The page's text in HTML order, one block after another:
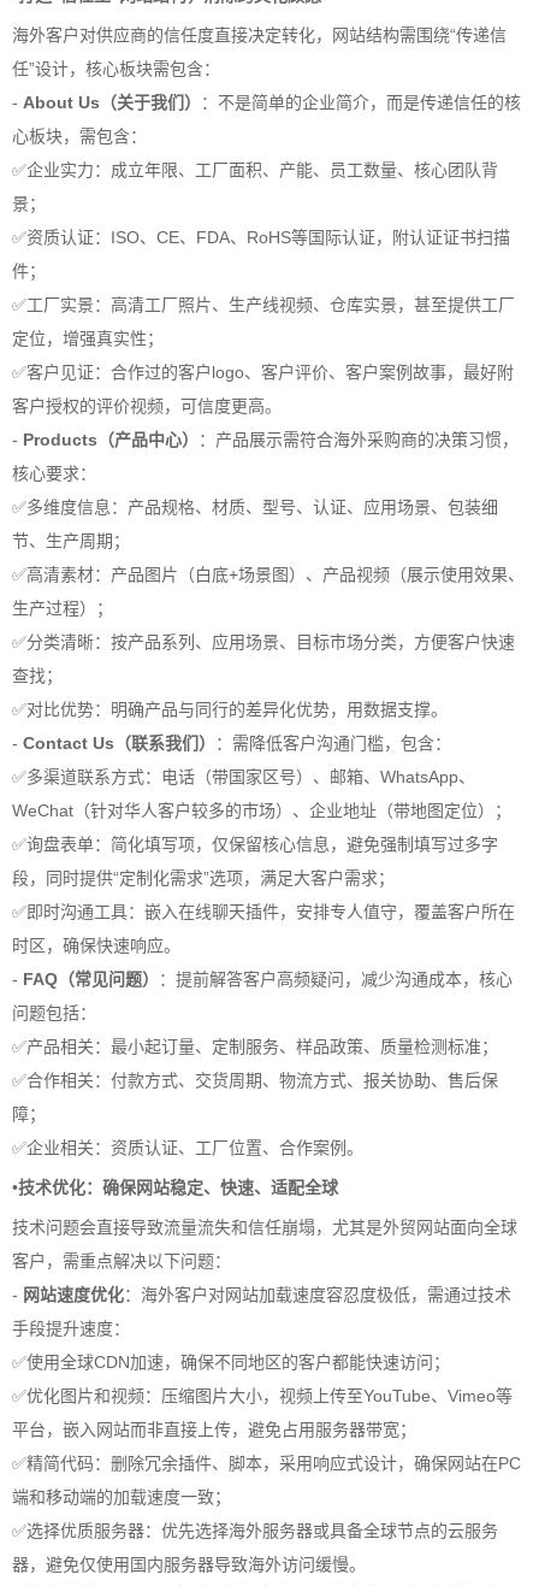
海外客户对供应商的信任度直接决定转化，网站结构需围绕“传递信
任”设计，核心板块需包含：
- About Us（关于我们）
：不是简单的企业简介，而是传递信任的核
心板块，需包含：
✅企业实力：成立年限、工厂面积、产能、员工数量、核心团队背
景；
✅资质认证：ISO、CE、FDA、RoHS等国际认证，附认证证书扫描
件；
✅工厂实景：高清工厂照片、生产线视频、仓库实景，甚至提供工厂
定位，增强真实性；
✅客户见证：合作过的客户logo、客户评价、客户案例故事，最好附
客户授权的评价视频，可信度更高。
- Products（产品中心）
：产品展示需符合海外采购商的决策习惯，
核心要求：
✅多维度信息：产品规格、材质、型号、认证、应用场景、包装细
节、生产周期；
✅高清素材：产品图片（白底+场景图）、产品视频（展示使用效果、
生产过程）；
✅分类清晰：按产品系列、应用场景、目标市场分类，方便客户快速
查找；
✅对比优势：明确产品与同行的差异化优势，用数据支撑。
- Contact Us（联系我们）
：需降低客户沟通门槛，包含：
✅多渠道联系方式：电话（带国家区号）、邮箱、WhatsApp、
WeChat（针对华人客户较多的市场）、企业地址（带地图定位）；
✅询盘表单：简化填写项，仅保留核心信息，避免强制填写过多字
段，同时提供“定制化需求”选项，满足大客户需求；
✅即时沟通工具：嵌入在线聊天插件，安排专人值守，覆盖客户所在
时区，确保快速响应。
- FAQ（常见问题）
：提前解答客户高频疑问，减少沟通成本，核心
问题包括：
✅产品相关：最小起订量、定制服务、样品政策、质量检测标准；
✅合作相关：付款方式、交货周期、物流方式、报关协助、售后保
障；
✅企业相关：资质认证、工厂位置、合作案例。
•技术优化：确保网站稳定、快速、适配全球
技术问题会直接导致流量流失和信任崩塌，尤其是外贸网站面向全球
客户，需重点解决以下问题：
- 网站速度优化：海外客户对网站加载速度容忍度极低，需通过技术
手段提升速度：
✅使用全球CDN加速，确保不同地区的客户都能快速访问；
✅优化图片和视频：压缩图片大小，视频上传至YouTube、Vimeo等
平台，嵌入网站而非直接上传，避免占用服务器带宽；
✅精简代码：删除冗余插件、脚本，采用响应式设计，确保网站在PC
端和移动端的加载速度一致；
✅选择优质服务器：优先选择海外服务器或具备全球节点的云服务
器，避免仅使用国内服务器导致海外访问缓慢。